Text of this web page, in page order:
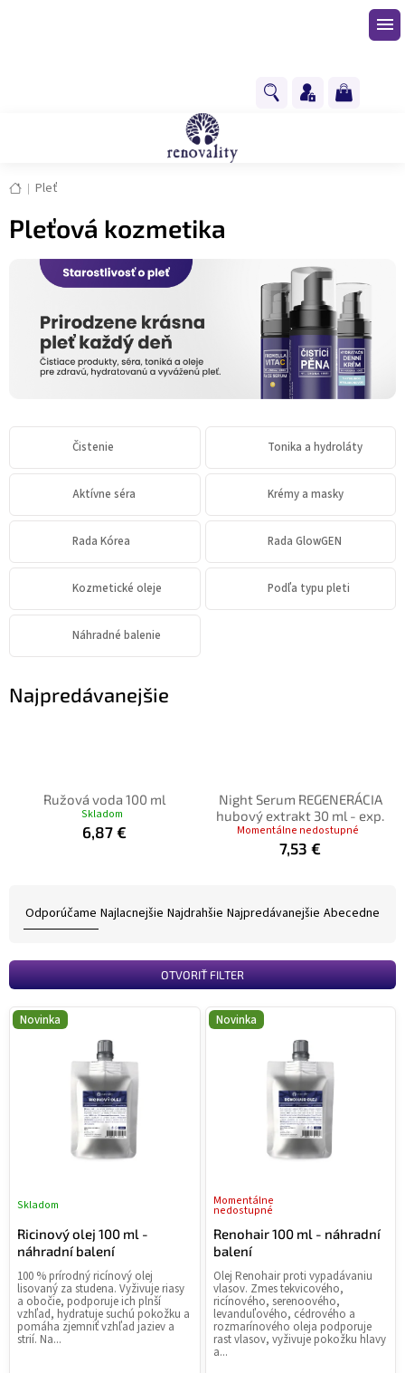
NÁKUPNÝ
Domov
Pleť
Pleťová kozmetika
Čistenie Tonika a hydroláty
Aktívne séra Krémy a masky
Rada Kórea Rada GlowGEN
Kozmetické oleje Podľa typu pleti
Náhradné balenie
Najpredávanejšie
Ružová voda 100 ml
Skladom
6,87 €
Night Serum REGENERÁCIA
hubový extrakt 30 ml - exp.
Momentálne nedostupné
7,53 €
a
d
n
i
e
p
Odporúčame Najlacnejšie Najdrahšie Najpredávanejšie Abecedne
OTVORIŤ FILTER
V
ý
Novinka
Ricinový olej 100 ml -
náhradní balení
Skladom
100 % prírodný ricínový olej
lisovaný za studena. Vyživuje riasy
a obočie, podporuje ich plnší
vzhľad, hydratuje suchú pokožku a
pomáha zjemniť vzhľad jaziev a
strií. Na...
Novinka
Renohair 100 ml - náhradní
balení
Momentálne
nedostupné
Olej Renohair proti vypadávaniu
vlasov. Zmes tekvicového,
ricínového, serenoového,
levanduľového, cédrového a
rozmarínového oleja podporuje
rast vlasov, vyživuje pokožku hlavy
a...